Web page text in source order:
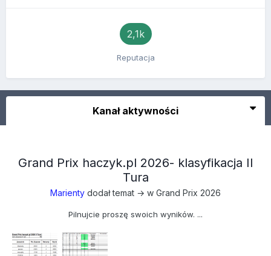
2,1k
Reputacja
Kanał aktywności
Grand Prix haczyk.pl 2026- klasyfikacja II
Tura
Marienty dodał temat → w Grand Prix 2026
Pilnujcie proszę swoich wyników. ...